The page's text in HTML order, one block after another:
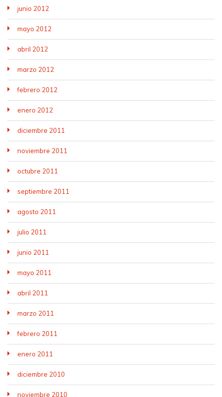
junio 2012
mayo 2012
abril 2012
marzo 2012
febrero 2012
enero 2012
diciembre 2011
noviembre 2011
octubre 2011
septiembre 2011
agosto 2011
julio 2011
junio 2011
mayo 2011
abril 2011
marzo 2011
febrero 2011
enero 2011
diciembre 2010
noviembre 2010